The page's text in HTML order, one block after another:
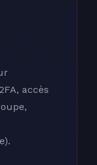
accès